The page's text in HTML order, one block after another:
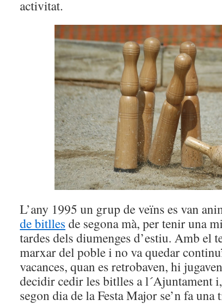
activitat.
L’any 1995 un grup de veïns es van
de bitlles de segona mà, per tenir una
tardes dels diumenges d’estiu. Amb el
marxar del poble i no va quedar
vacances, quan es retrobaven, hi
decidir cedir les bitlles a l´Ajuntament
segon dia de la Festa Major se’n fa una